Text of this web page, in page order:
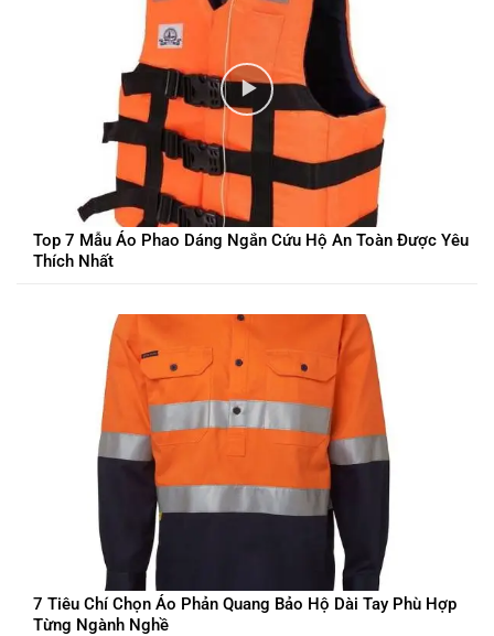
Top 7 Mẫu Áo Phao Dáng Ngắn Cứu Hộ An Toàn Được Yêu
Thích Nhất
7 Tiêu Chí Chọn Áo Phản Quang Bảo Hộ Dài Tay Phù Hợp
Từng Ngành Nghề